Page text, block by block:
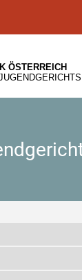
ÖSTERREICH